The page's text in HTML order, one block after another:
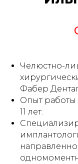
Челюстно-
Фабер
Опыт работы
11 лет.